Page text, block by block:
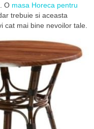
O masa Horeca pentru
trebuie si aceasta
cat mai bine nevoilor tale.